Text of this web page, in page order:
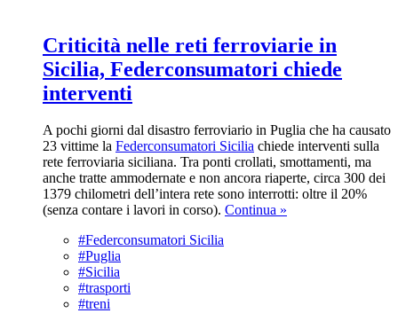
Criticità nelle reti ferroviarie in
Sicilia, Federconsumatori chiede
interventi
A pochi giorni dal disastro ferroviario in Puglia che ha causato
23 vittime la Federconsumatori Sicilia chiede interventi sulla
rete ferroviaria siciliana. Tra ponti crollati, smottamenti, ma
anche tratte ammodernate e non ancora riaperte, circa 300 dei
1379 chilometri dell’intera rete sono interrotti: oltre il 20%
(senza contare i lavori in corso). Continua »
#Federconsumatori Sicilia
#Puglia
#Sicilia
#trasporti
#treni